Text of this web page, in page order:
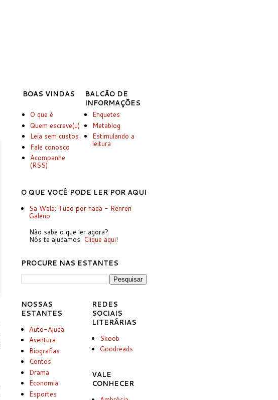
BOAS VINDAS
BALCÃO DE
INFORMAÇÕES
O que é
Quem escreve(u)
Leia sem custos
Fale conosco
Acompanhe
(RSS)
Enquetes
Metablog
Estimulando a
leitura
O QUE VOCÊ PODE LER POR AQUI
Sa Wala: Tudo por nada - Renren
Galeno
Não sabe o que ler agora?
Nós te ajudamos. Clique aqui!
PROCURE NAS ESTANTES
NOSSAS
ESTANTES
Auto-Ajuda
Aventura
Biografias
Contos
Drama
Economia
Esportes
REDES
SOCIAIS
LITERÁRIAS
Skoob
Goodreads
VALE
CONHECER